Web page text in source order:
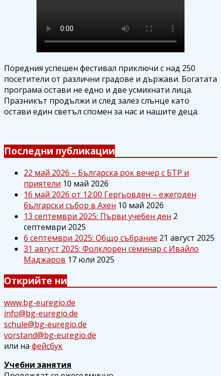
Поредния успешен фестивал приключи с над 250
посетители от различни градове и държави. Богатата
програма остави не едно и две усмихнати лица.
Празникът продължи и след залез слънце като
остави един светъл спомен за нас и нашите деца.
Последни публикации
22 май 2026 – Българска рок вечер с БТР и
приятели 10 май 2026
16 май 2026 от 12:00 Гергьовден – ежегоден
български събор в Ахен 10 май 2026
13 септември 2025: Първи учебен ден 2
септември 2025
6 септември 2025: Общо събрание 21 август 2025
31 август 2025: Фолклорен семинар с Ивайло
Маджаров 17 юли 2025
Открийте ни
www.bg-euregio.de
info@bg-euregio.de
schule@bg-euregio.de
vorstand@bg-euregio.de
или на фейсбук
Учебни занятия